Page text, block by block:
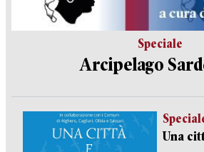
Speciale
Arcipelago
Una